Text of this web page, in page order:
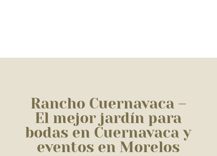
Rancho Cuernavaca –
El mejor jardín para
bodas en Cuernavaca y
eventos en Morelos